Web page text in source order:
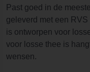
Past goed in de
geleverd met een
is ontworpen voor
voor losse thee is
wensen.